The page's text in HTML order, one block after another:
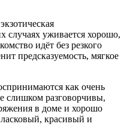
случаях уживается хорошо,
идёт без резкого
предсказуемость, мягкое
как очень
слишком разговорчивы,
в доме и хорошо
красивый и